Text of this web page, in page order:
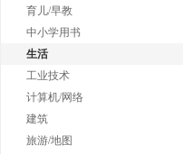
育儿/早教
中小学用书
生活
工业技术
计算机/网络
建筑
旅游/地图